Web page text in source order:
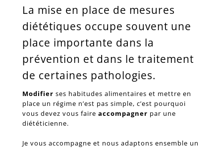
La mise en place de mesures
diététiques occupe souvent une
place importante dans la
prévention et dans le traitement
de certaines pathologies.
Modifier ses habitudes alimentaires et mettre en
place un régime n’est pas simple, c’est pourquoi
vous devez vous faire accompagner par une
diététicienne.
Je vous accompagne et nous adaptons ensemble un